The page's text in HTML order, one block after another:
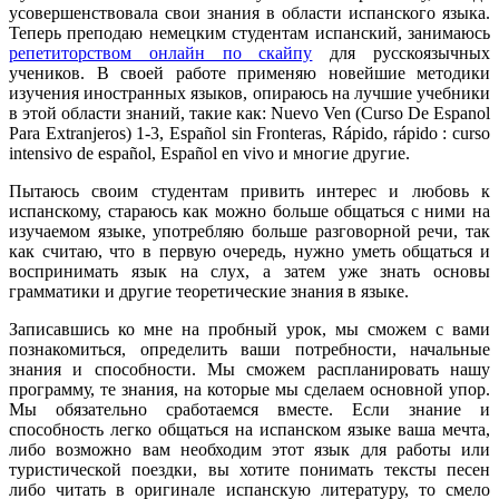
усовершенствовала свои знания в области испанского языка.
Теперь преподаю немецким студентам испанский, занимаюсь
репетиторством онлайн по скайпу для русскоязычных
учеников. В своей работе применяю новейшие методики
изучения иностранных языков, опираюсь на лучшие учебники
в этой области знаний, такие как: Nuevo Ven (Curso De Espanol
Para Extranjeros) 1-3, Español sin Fronteras, Rápido, rápido : curso
intensivo de español, Español en vivo и многие другие.
Пытаюсь своим студентам привить интерес и любовь к
испанскому, стараюсь как можно больше общаться с ними на
изучаемом языке, употребляю больше разговорной речи, так
как считаю, что в первую очередь, нужно уметь общаться и
воспринимать язык на слух, а затем уже знать основы
грамматики и другие теоретические знания в языке.
Записавшись ко мне на пробный урок, мы сможем с вами
познакомиться, определить ваши потребности, начальные
знания и способности. Мы сможем распланировать нашу
программу, те знания, на которые мы сделаем основной упор.
Мы обязательно сработаемся вместе. Если знание и
способность легко общаться на испанском языке ваша мечта,
либо возможно вам необходим этот язык для работы или
туристической поездки, вы хотите понимать тексты песен
либо читать в оригинале испанскую литературу, то смело